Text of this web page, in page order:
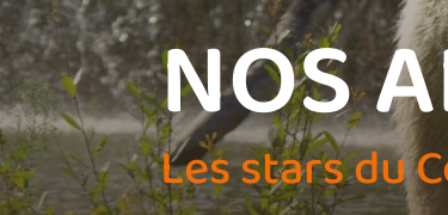
NOS
Les stars du